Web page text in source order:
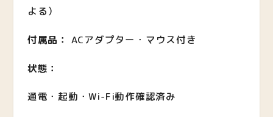
よる）
付属品： ACアダプター・マウス付き
状態：
通電・起動・Wi-Fi動作確認済み